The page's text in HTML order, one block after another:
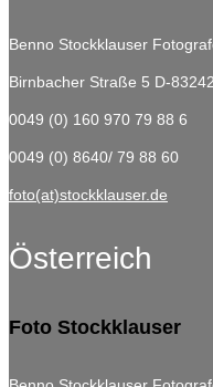
Benno Stockklauser
Birnbacher Straße 5 D-
0049 (0) 160 970 79 88 6
0049 (0) 8640/ 79 88 60
foto(at)stockklauser.de
Österreich
Foto Stockklauser